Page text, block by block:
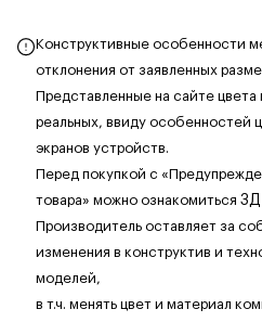
Конструктивные особенности
отклонения от заявленных
Представленные на сайте цвета
реальных, ввиду особенностей
экранов устройств.
Перед покупкой с
товара» можно ознакомиться
Производитель оставляет за
изменения в конструктив и
моделей,
в т.ч. менять цвет и материал